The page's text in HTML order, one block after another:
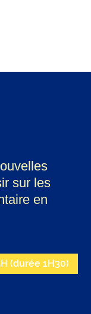
sur les
en
(durée 1H30)